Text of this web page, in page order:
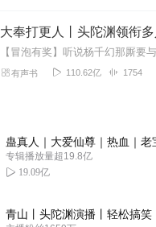
大奉打更人丨头陀渊领衔
有声书 110.62亿 1754
蛊真人｜大爱仙尊｜热血｜老
专辑播放量超19.8亿
19.09亿
青山丨头陀渊演播丨轻松搞